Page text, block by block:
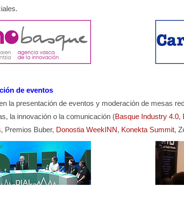
de eventos
la presentación de eventos y moderación de mesas
la innovación o la comunicación (Basque Industry 4.0,
, Premios Buber, Donostia WeekINN, Konekta Summit,